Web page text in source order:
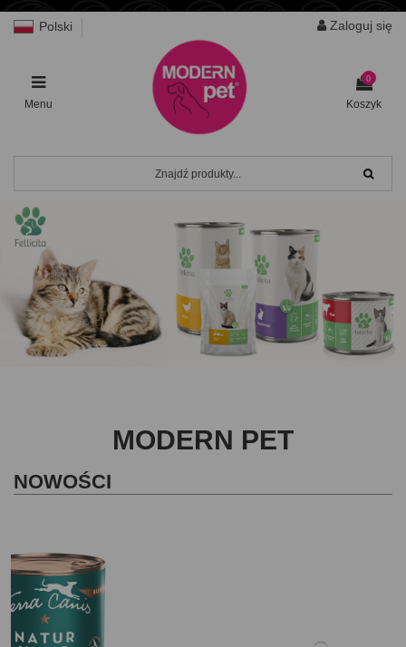
Polski Zaloguj się
Menu
0
Koszyk
MODERN PET
NOWOŚCI